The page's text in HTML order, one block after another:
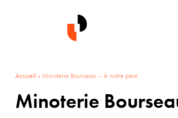
Accueil » Minoterie Bourseau – À notre père
Minoterie